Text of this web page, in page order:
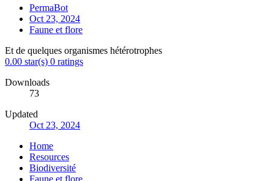
PermaBot
Oct 23, 2024
Faune et flore
Et de quelques organismes hétérotrophes
0.00 star(s) 0 ratings
Downloads
73
Updated
Oct 23, 2024
Home
Resources
Biodiversité
Faune et flore